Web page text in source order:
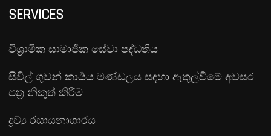
SERVICES
විශ්‍රාමික සාමාජික සේවා පද්ධතිය
සිවිල් ගුවන් කාර්‍යය මණ්ඩලය සඳහා ඇතුල්වීමේ අවසර
පත්‍ර නිකුත් කිරීම
ද්‍රව්‍ය රසායනාගාරය